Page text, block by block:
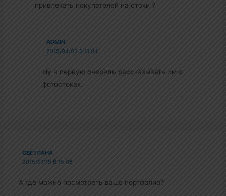
привлекать покупателей на стоки ?
ADMIN
2015/04/03 В 11:04
Ну в первую очередь рассказывать им о
фотостоках.
СВЕТЛАНА
2015/01/19 В 15:06
А где можно посмотреть ваше портфолио?